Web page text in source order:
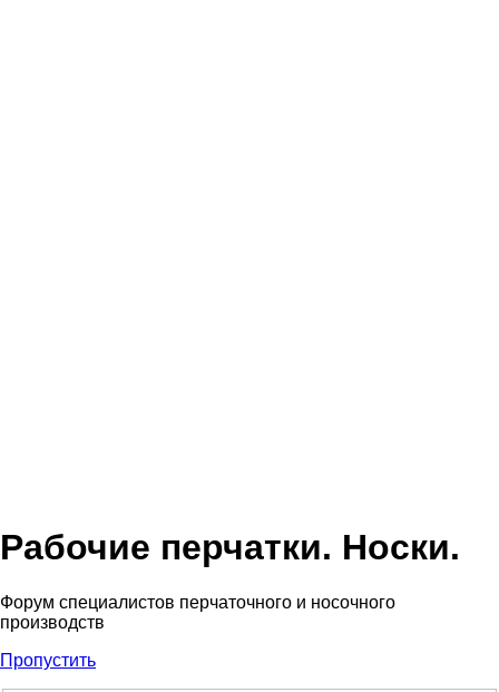
Рабочие перчатки. Носки.
Форум специалистов перчаточного и носочного
производств
Пропустить